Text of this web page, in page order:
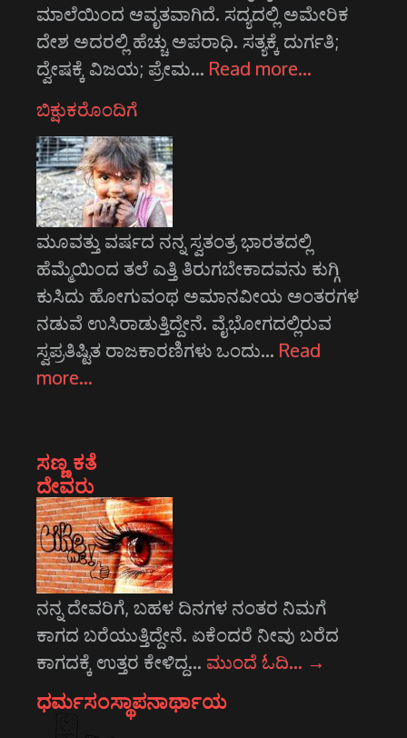
ಮಾಲೆಯಿಂದ ಆವೃತವಾಗಿದೆ. ಸದ್ಯದಲ್ಲಿ ಅಮೇರಿಕ
ದೇಶ ಅದರಲ್ಲಿ ಹೆಚ್ಚು ಅಪರಾಧಿ. ಸತ್ಯಕ್ಕೆ ದುರ್ಗತಿ;
ದ್ವೇಷಕ್ಕೆ ವಿಜಯ; ಪ್ರೇಮ… Read more…
ಬಿಕ್ಷುಕರೊಂದಿಗೆ
ಮೂವತ್ತು ವರ್ಷದ ನನ್ನ ಸ್ವತಂತ್ರ ಭಾರತದಲ್ಲಿ
ಹೆಮ್ಮೆಯಿಂದ ತಲೆ ಎತ್ತಿ ತಿರುಗಬೇಕಾದವನು ಕುಗ್ಗಿ
ಕುಸಿದು ಹೋಗುವಂಥ ಅಮಾನವೀಯ ಅಂತರಗಳ
ನಡುವೆ ಉಸಿರಾಡುತ್ತಿದ್ದೇನೆ. ವೈಭೋಗದಲ್ಲಿರುವ
ಸ್ವಪ್ರತಿಷ್ಟಿತ ರಾಜಕಾರಣಿಗಳು ಒಂದು… Read
more…
ಸಣ್ಣ ಕತೆ
ದೇವರು
ನನ್ನ ದೇವರಿಗೆ, ಬಹಳ ದಿನಗಳ ನಂತರ ನಿಮಗೆ
ಕಾಗದ ಬರೆಯುತ್ತಿದ್ದೇನೆ. ಏಕೆಂದರೆ ನೀವು ಬರೆದ
ಕಾಗದಕ್ಕೆ ಉತ್ತರ ಕೇಳಿದ್ದ… ಮುಂದೆ ಓದಿ… →
ಧರ್ಮಸಂಸ್ಥಾಪನಾರ್ಥಾಯ